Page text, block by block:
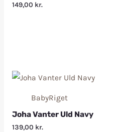
149,00 kr.
BabyRiget
Joha Vanter Uld Navy
139,00 kr.